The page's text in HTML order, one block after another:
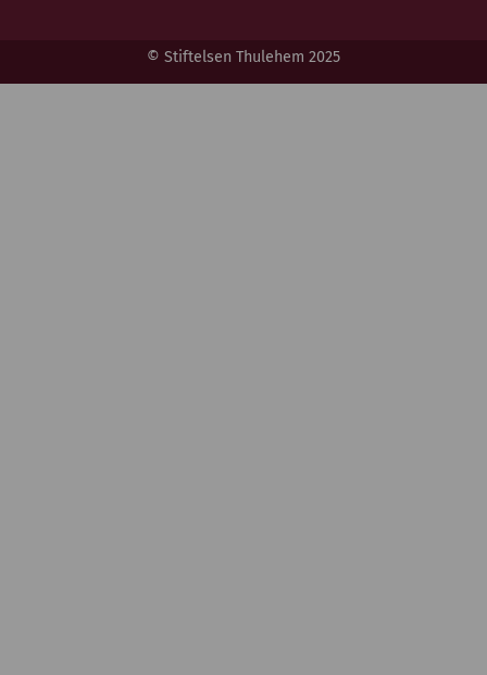
© Stiftelsen Thulehem 2025